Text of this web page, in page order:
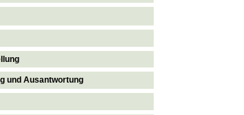
und Ausantwortung